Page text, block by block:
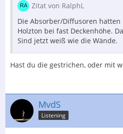
Zitat von RalphL
Die Absorber/Diffusoren
Holzton bei fast Deckenhöhe.
Sind jetzt weiß wie die Wände.
Hast du die gestrichen, oder mit
MvdS
Listening